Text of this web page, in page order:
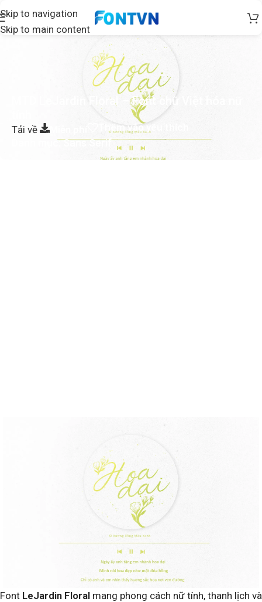
Skip to navigation
Skip to main content
MTD LeJardin Floral – Font chữ Việt hóa nữ
Tải về Thêm vào yêu thích
Danh mục:Sans Serif
Font LeJardin Floral mang phong cách nữ tính, thanh lịch và